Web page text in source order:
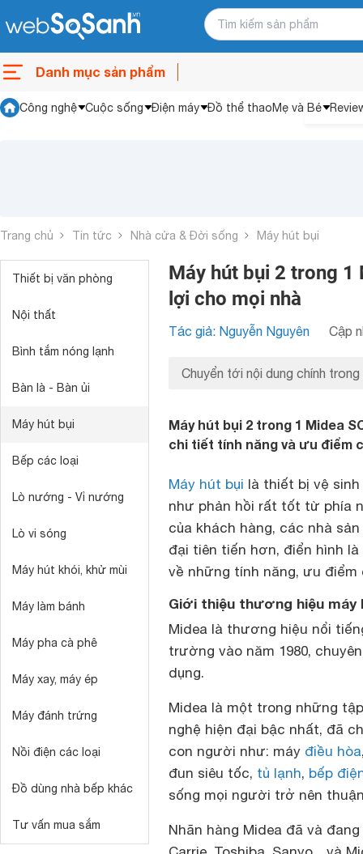
Danh mục sản phẩm
Công nghệ Cuộc sống Điện máy Đồ thể thaoMẹ và Bé
Trang chủ Tin tức Nhà cửa & Đời sống Máy hút bụi
Thiết bị văn phòng
Nội thất
Bình tắm nóng lạnh
Bàn là - Bàn ủi
Máy hút bụi
Bếp các loại
Lò nướng - Vỉ nướng
Lò vi sóng
Máy hút khói, khử mùi
Máy làm bánh
Máy pha cà phê
Máy xay, máy ép
Máy đánh trứng
Nồi điện các loại
Đồ dùng nhà bếp khác
Tư vấn mua sắm
Máy hút bụi 2 trong 1
lợi cho mọi nhà
Tác giả: Nguyễn Nguyên Cập
Chuyển tới nội dung chính trong
Máy hút bụi 2 trong 1 Midea
chi tiết tính năng và ưu điểm
Máy hút bụi là thiết bị vệ
như phản hồi rất tốt từ phía
của khách hàng, các nhà
đại tiên tiến hơn, điển hình là
về những tính năng, ưu điểm
Giới thiệu thương hiệu máy
Midea là thương hiệu nổi
trường vào năm 1980,
dụng.
Midea là một trong những
nghệ hiện đại bậc nhất, đã
con người như: máy điều hòa
đun siêu tốc, tủ lạnh, bếp
sống mọi người trở nên
Nhãn hàng Midea đã và